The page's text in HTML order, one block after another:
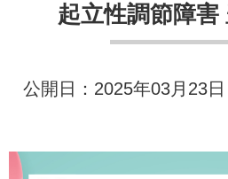
起立性調節障害
公開日：2025年03月23